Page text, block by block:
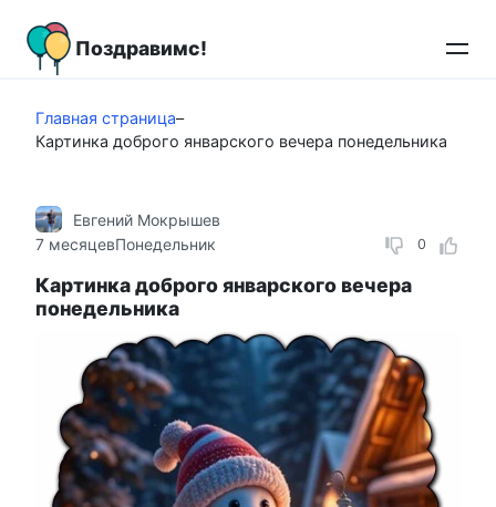
контенту
Поздравимс!
Главная страница–
Картинка доброго январского вечера понедельника
0
Евгений Мокрышев
7 месяцевПонедельник
Картинка доброго январского вечера
понедельника